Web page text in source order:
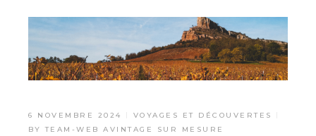
6 NOVEMBRE 2024
VOYAGES ET DÉCOUVERTES
BYTEAM-WEB AVINTAGE SUR MESURE